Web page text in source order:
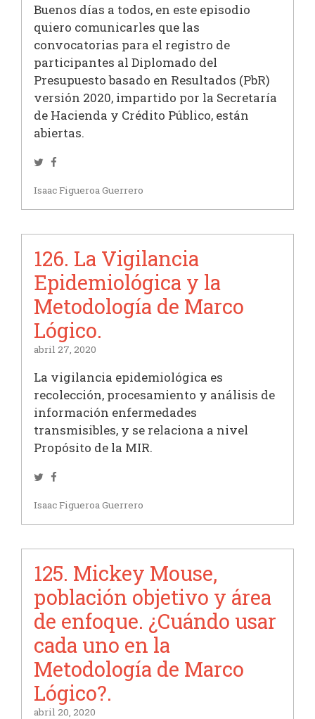
Buenos días a todos, en este episodio
quiero comunicarles que las
convocatorias para el registro de
participantes al Diplomado del
Presupuesto basado en Resultados (PbR)
versión 2020, impartido por la Secretaría
de Hacienda y Crédito Público, están
abiertas.
Twitter
Isaac Figueroa Guerrero
126. La Vigilancia
Epidemiológica y la
Metodología de Marco
Lógico.
abril 27, 2020
La vigilancia epidemiológica es
recolección, procesamiento y análisis de
información enfermedades
transmisibles, y se relaciona a nivel
Propósito de la MIR.
Twitter
Isaac Figueroa Guerrero
125. Mickey Mouse,
población objetivo y área
de enfoque. ¿Cuándo usar
cada uno en la
Metodología de Marco
Lógico?.
abril 20, 2020